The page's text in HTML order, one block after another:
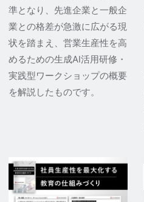
準となり、先進企業と一般企
業との格差が急激に広がる現
状を踏まえ、営業生産性を高
めるための生成AI活用研修・
実践型ワークショップの概要
を解説したものです。